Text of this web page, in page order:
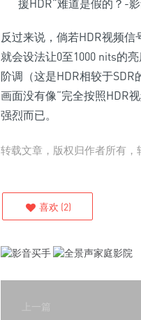
反过来说，倘若HDR视频
就会设法让0至1000 nits的
阶调（这是HDR相较于
画面没有像“完全按照HDR
强烈而已。
转载文章，版权归作者所有，
喜欢 (2)
上一篇